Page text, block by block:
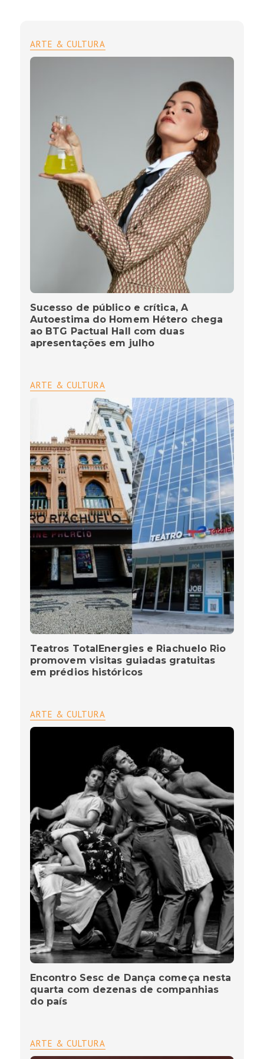
ARTE & CULTURA
Sucesso de público e crítica, A
Autoestima do Homem Hétero chega
ao BTG Pactual Hall com duas
apresentações em julho
ARTE & CULTURA
Teatros TotalEnergies e Riachuelo Rio
promovem visitas guiadas gratuitas
em prédios históricos
ARTE & CULTURA
Encontro Sesc de Dança começa nesta
quarta com dezenas de companhias
do país
ARTE & CULTURA